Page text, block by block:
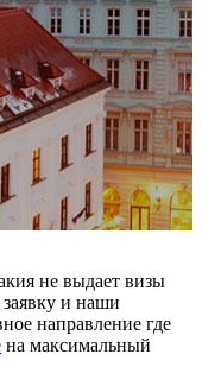
не выдает визы
и наши
направление где
на максимальный